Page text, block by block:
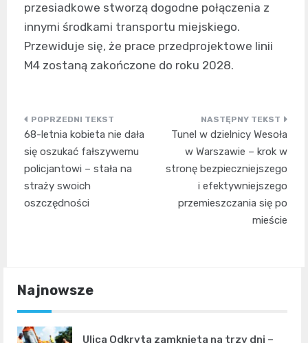
przesiadkowe stworzą dogodne połączenia z
innymi środkami transportu miejskiego.
Przewiduje się, że prace przedprojektowe linii
M4 zostaną zakończone do roku 2028.
Nawigacja
wpisu
68-letnia kobieta nie dała
się oszukać fałszywemu
policjantowi – stała na
straży swoich
oszczędności
Tunel w dzielnicy Wesoła
w Warszawie – krok w
stronę bezpieczniejszego
i efektywniejszego
przemieszczania się po
mieście
Najnowsze
Ulica Odkryta zamknięta na trzy dni –